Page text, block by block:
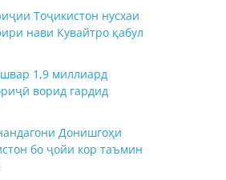
Тоҷикистон нусхаи
нави Кувайтро қабул
1,9 миллиард
ворид гардид
Донишгоҳи
бо ҷойи кор таъмин